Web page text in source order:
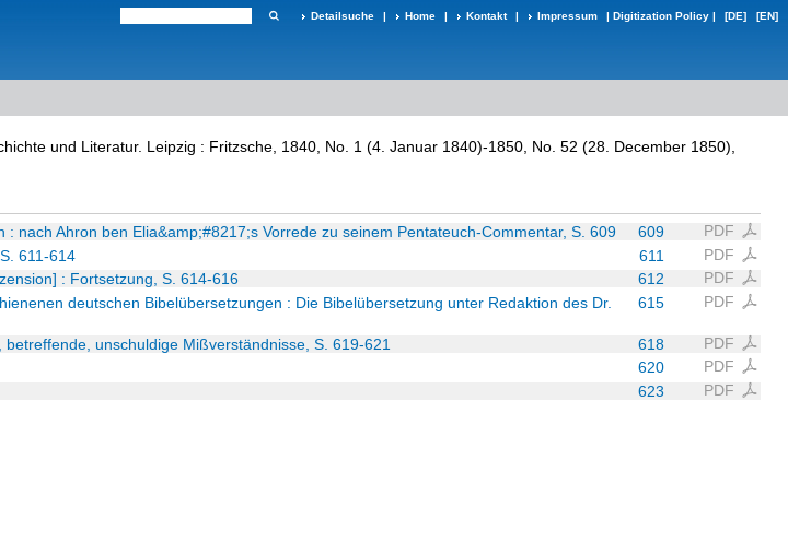
Detailsuche | Home | Kontakt | Impressum | Digitization Policy | [DE] [EN]
und Literatur. Leipzig : Fritzsche, 1840, No. 1 (4. Januar 1840)-1850, No. 52 (28. December 1850),
PDF
609
nach Ahron ben Elia&amp;#8217;s Vorrede zu seinem Pentateuch-Commentar, S. 609
PDF
611
611-614
PDF
612
: Fortsetzung, S. 614-616
PDF
615
deutschen Bibelübersetzungen : Die Bibelübersetzung unter Redaktion des Dr.
PDF
618
unschuldige Mißverständnisse, S. 619-621
PDF
620
PDF
623